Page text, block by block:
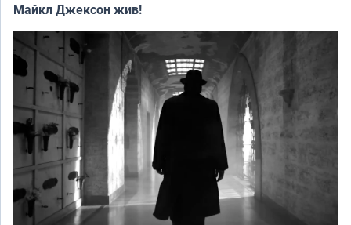
Майкл Джексон жив!